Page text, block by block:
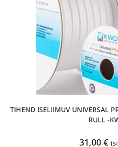
TIHEND ISELIIMUV UNIVERSAL
RULL -
31,00 €